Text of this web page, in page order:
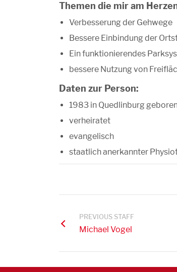
Themen die mir am
Verbesserung der Gehwege
Bessere Einbindung der
Ein funktionierendes
bessere Nutzung von
Daten zur Person:
1983 in Quedlinburg
verheiratet
evangelisch
staatlich anerkannter
PREVIOUS STAFF
Michael Vogel